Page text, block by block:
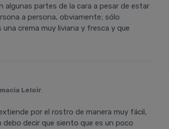
partes de la cara a pesar de estar
a persona, obviamente; sólo
crema muy liviana y fresca y que
Leloir.
por el rostro de manera muy fácil,
decir que siento que es un poco